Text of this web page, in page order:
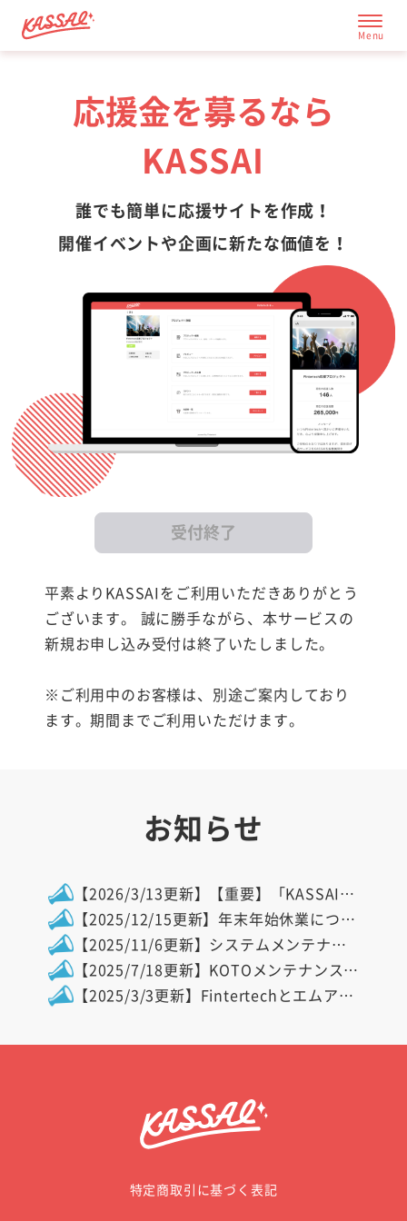
応援金を募るなら
KASSAI
誰でも簡単に応援サイトを作成！
開催イベントや企画に新たな価値を！
受付終了
平素よりKASSAIをご利用いただきありがとう
ございます。 誠に勝手ながら、本サービスの
新規お申し込み受付は終了いたしました。
※ご利用中のお客様は、別途ご案内しており
ます。期間までご利用いただけます。
お知らせ
【2026/3/13更新】【重要】「KASSAI」サービス終了および今後のスケジュールのお知らせ
【2025/12/15更新】年末年始休業について
【2025/11/6更新】システムメンテナンスのお知らせ
【2025/7/18更新】KOTOメンテナンスのお知らせ
【2025/3/3更新】Fintertechとエムアイカードによる、新たな「CROWDFUNDING」が本日3月3日よりスタート
特定商取引に基づく表記